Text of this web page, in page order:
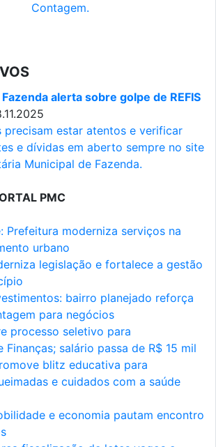
Contagem.
alerta sobre golpe de REFIS
precisam estar atentos e verificar
e dívidas em aberto sempre no site
Municipal de Fazenda.
PMC
Prefeitura moderniza serviços na
urbano
legislação e fortalece a gestão
bairro planejado reforça
para negócios
processo seletivo para
Finanças; salário passa de R$ 15 mil
blitz educativa para
e cuidados com a saúde
e economia pautam encontro